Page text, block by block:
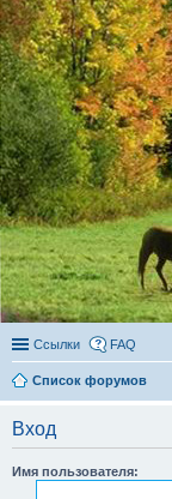
Ссылки FAQ
Список форумов
Вход
Имя пользователя: